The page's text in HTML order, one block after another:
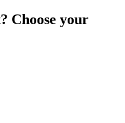
Choose your